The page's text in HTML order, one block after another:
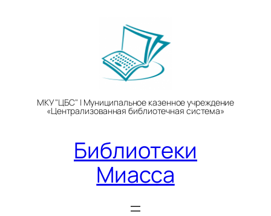
МКУ "ЦБС" | Муниципальное казенное учреждение
«Централизованная библиотечная система»
Библиотеки
Миасса